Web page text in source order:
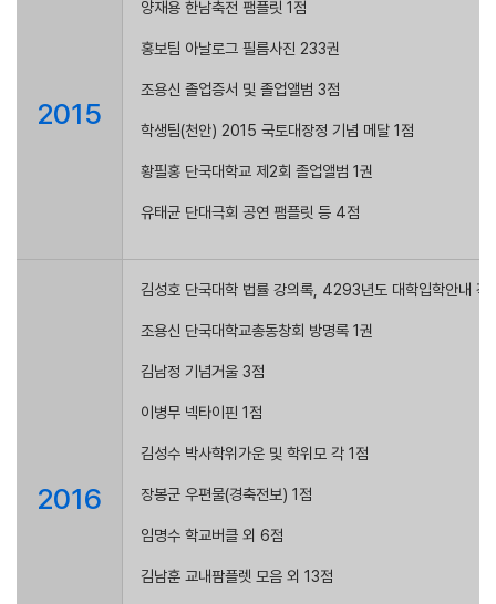
2015
양재용 한남축전 팸플릿 1점
홍보팀 아날로그 필름사진 233권
조용신 졸업증서 및 졸업앨범 3점
학생팀(천안) 2015 국토대장정 기념 메달 1점
황필홍 단국대학교 제2회 졸업앨범 1권
유태균 단대극회 공연 팸플릿 등 4점
2016
김성호 단국대학 법률 강의록, 4293년도 대학입학안내
조용신 단국대학교총동창회 방명록 1권
김남정 기념거울 3점
이병무 넥타이핀 1점
김성수 박사학위가운 및 학위모 각 1점
장봉군 우편물(경축전보) 1점
임명수 학교버클 외 6점
김남훈 교내팜플렛 모음 외 13점